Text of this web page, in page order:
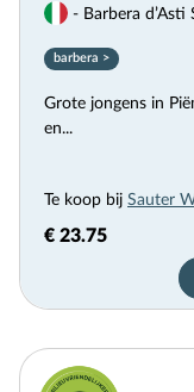
- Barbera d’Asti
barbera >
Grote jongens in
en...
Te koop bij Sauter
€ 23.75